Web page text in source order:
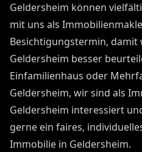
Geldersheim können
mit uns als
Besichtigungstermin,
Geldersheim besser
Einfamilienhaus oder
Geldersheim, wir sind als
Geldersheim interessiert
gerne ein faires,
Immobilie in Geldersheim.